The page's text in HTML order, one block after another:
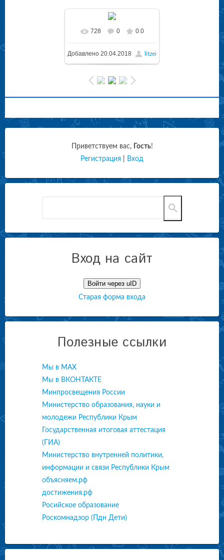
728 0 0.0
Добавлено 20.04.2018 litzei
Приветствуем вас, Гость!
Регистрация
Вход
Вход на сайт
Войти через uID
Старая форма входа
Полезные ссылки
Мы в МАХ
Мы в ВКОНТАКТЕ
Минпросвещения России
Министерство образования, науки и
молодежи Республики Крым
Государственная итоговая аттестация
(ГИА)
Министерство внутренней политики,
информации и связи Республики Крым
объясняем.рф
достижения.рф
Росийское образование
Роскомнадзор (Пдн Дети)